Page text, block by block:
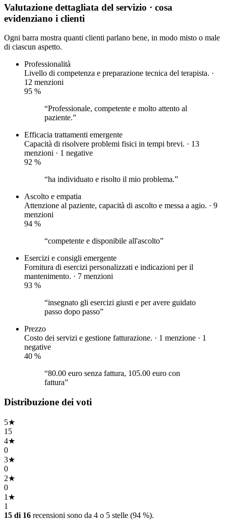
Valutazione dettagliata del servizio · cosa
evidenziano i clienti
Ogni barra mostra quanti clienti parlano bene, in modo misto o male
di ciascun aspetto.
Professionalità
Livello di competenza e preparazione tecnica del terapista. ·
12 menzioni
95 %
“Professionale, competente e molto attento al
paziente.”
Efficacia trattamenti emergente
Capacità di risolvere problemi fisici in tempi brevi. · 13
menzioni · 1 negative
92 %
“ha individuato e risolto il mio problema.”
Ascolto e empatia
Attenzione al paziente, capacità di ascolto e messa a agio. · 9
menzioni
94 %
“competente e disponibile all'ascolto”
Esercizi e consigli emergente
Fornitura di esercizi personalizzati e indicazioni per il
mantenimento. · 7 menzioni
93 %
“insegnato gli esercizi giusti e per avere guidato
passo dopo passo”
Prezzo
Costo dei servizi e gestione fatturazione. · 1 menzione · 1
negative
40 %
“80.00 euro senza fattura, 105.00 euro con
fattura”
Distribuzione dei voti
5★
15
4★
0
3★
0
2★
0
1 ★
1
15 di 16 recensioni sono da 4 o 5 stelle (94 %).